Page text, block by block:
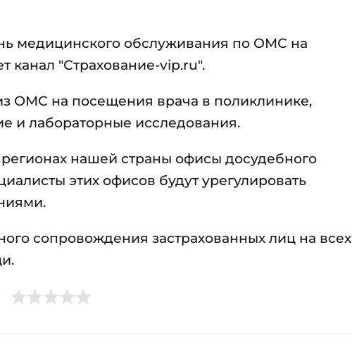
медицинского обслуживания по ОМС на
канал "Страхование-vip.ru".
ОМС на посещения врача в поликлинике,
и лабораторные исследования.
нашей страны офисы досудебного
этих офисов будут урегулировать
сопровождения застрахованных лиц на всех